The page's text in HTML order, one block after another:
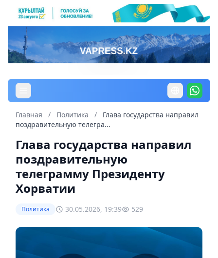
Главная / Политика /
Глава государства направил
поздравительную телегра...
Глава государства направил
поздравительную
телеграмму Президенту
Хорватии
Политика 30.05.2026, 19:39 529